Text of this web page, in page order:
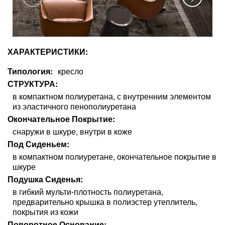
ХАРАКТЕРИСТИКИ:
Типология
кресло
СТРУКТУРА
в компактном полиуретана, с внутренним элементом
из эластичного пенополиуретана
Окончательное Покрытие
снаружи в шкуре, внутри в коже
Под Сиденьем
в компактном полиуретане, окончательное покрытие в
шкуре
Подушка Сиденья
в гибкий мульти-плотность полиуретана,
предварительно крышка в полиэстер утеплитель,
покрытия из кожи